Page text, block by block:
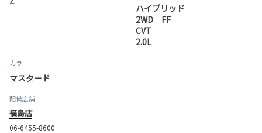
ハイブリッド
2WD FF
CVT
2.0L
カラー
マスタード
配備店舗
福島店
06-6455-8600